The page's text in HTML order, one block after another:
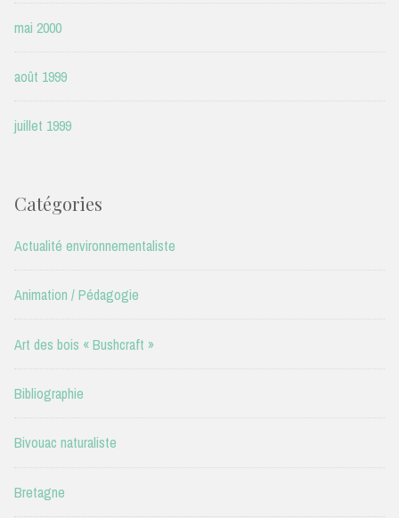
mai 2000
août 1999
juillet 1999
Catégories
Actualité environnementaliste
Animation / Pédagogie
Art des bois « Bushcraft »
Bibliographie
Bivouac naturaliste
Bretagne